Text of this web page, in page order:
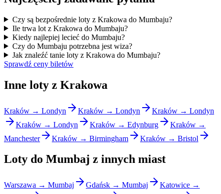
Czy są bezpośrednie loty z Krakowa do Mumbaju?
Ile trwa lot z Krakowa do Mumbaju?
Kiedy najlepiej lecieć do Mumbaju?
Czy do Mumbaju potrzebna jest wiza?
Jak znaleźć tanie loty z Krakowa do Mumbaju?
Sprawdź ceny biletów
Inne loty z Krakowa
Kraków → Londyn Kraków → Londyn
Kraków → Londyn
Kraków → Londyn
Kraków → Edynburg
Kraków →
Manchester
Kraków → Birmingham Kraków → Bristol
Loty do Mumbaj z innych miast
Warszawa → Mumbaj Gdańsk → Mumbaj
Katowice →